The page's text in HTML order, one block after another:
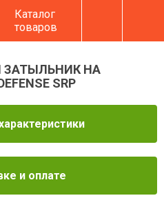
Каталог
товаров
ЗАТЫЛЬНИК НА
SRP
и оплате